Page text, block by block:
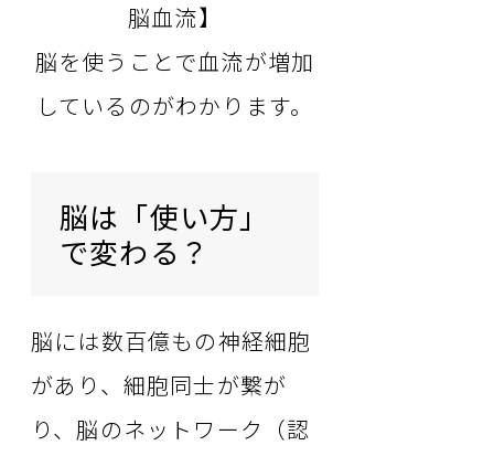
脳血流】
脳を使うことで血流が増加
しているのがわかります。
脳は「使い方」
で変わる？
脳には数百億もの神経細胞
があり、細胞同士が繋が
り、脳のネットワーク（認